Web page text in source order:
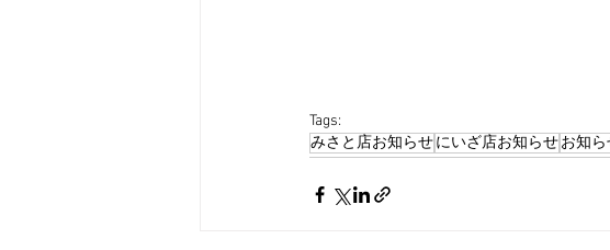
Tags:
みさと店お知らせにいざ店お知らせお知ら